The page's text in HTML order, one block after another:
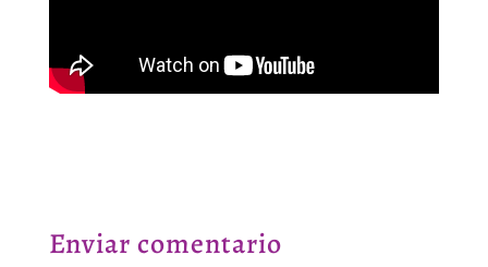
Enviar comentario